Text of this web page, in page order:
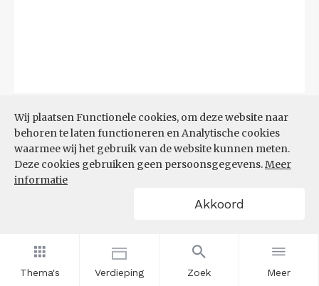
Thema's Verdieping Zoek Meer
Wij plaatsen Functionele cookies, om deze website naar
behoren te laten functioneren en Analytische cookies
waarmee wij het gebruik van de website kunnen meten.
Deze cookies gebruiken geen persoonsgegevens.Meer
informatie
Akkoord
TOP 10 REGIO'S MET KLEINSTE
AANDEEL TEKORT AAN
ARBEIDSKRACHTEN
Filters